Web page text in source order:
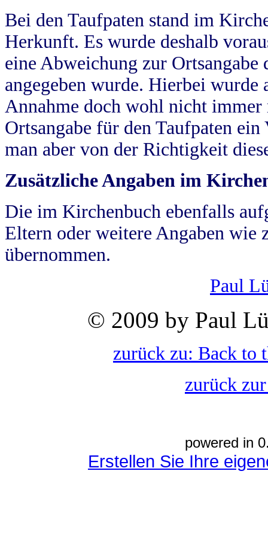
Bei den Taufpaten stand im
Herkunft. Es wurde deshalb
eine Abweichung zur
angegeben wurde. Hierbei wurde
Annahme doch wohl nicht
Ortsangabe für den Taufpaten
man aber von der Richtigkeit
Zusätzliche Angaben im
Die im Kirchenbuch ebenfalls
Eltern oder weitere Angaben wie
übernommen.
Paul
© 2009 by Paul
zurück zu: Back to
zurück
powered in
Erstellen Sie Ihre